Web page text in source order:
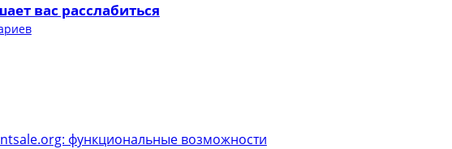
вас расслабиться
функциональные возможности